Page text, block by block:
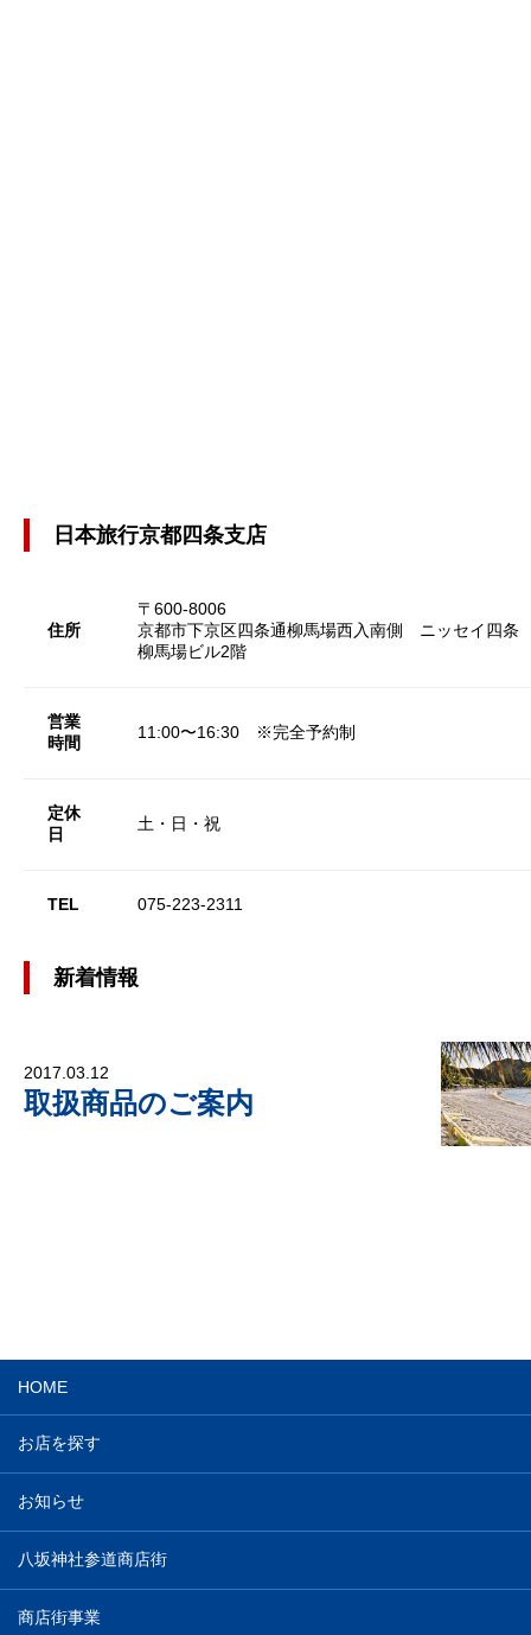
日本旅行京都四条支店
住所
〒600-8006
京都市下京区四条通柳馬場西入南側 ニッセイ四条
柳馬場ビル2階
営業
時間
11:00〜16:30 ※完全予約制
定休
日
土・日・祝
TEL 075-223-2311
新着情報
2017.03.12
取扱商品のご案内
HOME
お店を探す
お知らせ
八坂神社参道商店街
商店街事業